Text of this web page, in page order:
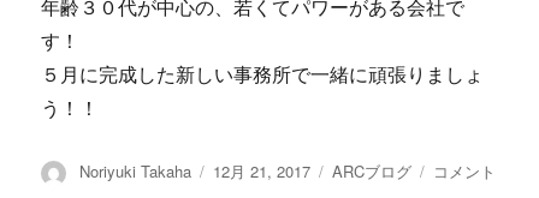
年齢３０代が中心の、若くてパワーがある会社で
す！
５月に完成した新しい事務所で一緒に頑張りましょ
う！！
投
Noriyuki Takaha
投
12月 21, 2017
カ
ARCブログ
2017
コメント